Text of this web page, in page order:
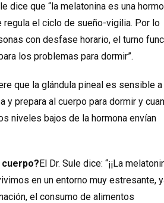
dice que “la melatonina es una
regula el ciclo de sueño-vigilia. Por lo
con desfase horario, el turno
los problemas para dormir”.
que la glándula pineal es sensible a
y prepara al cuerpo para dormir y
niveles bajos de la hormona envían
El Dr. Sule dice: “¡¡La
en un entorno muy estresante,
el consumo de alimentos